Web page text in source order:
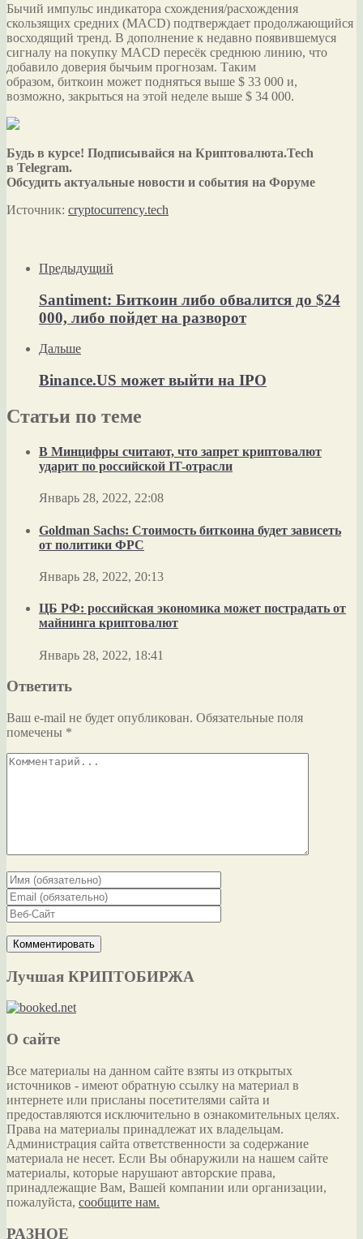
Бычий импульс индикатора схождения/расхождения
скользящих средних (MACD) подтверждает продолжающийся
восходящий тренд. В дополнение к недавно появившемуся
сигналу на покупку MACD пересёк среднюю линию, что
добавило доверия бычьим прогнозам. Таким
образом, биткоин может подняться выше $ 33 000 и,
возможно, закрыться на этой неделе выше $ 34 000.
Будь в курсе! Подписывайся на Криптовалюта.Tech
в Telegram.
Обсудить актуальные новости и события на Форуме
Источник: cryptocurrency.tech
Предыдущий
Santiment: Биткоин либо обвалится до $24
000, либо пойдет на разворот
Дальше
Binance.US может выйти на IPO
Статьи по теме
В Минцифры считают, что запрет криптовалют
ударит по российской IT-отрасли
Январь 28, 2022, 22:08
Goldman Sachs: Стоимость биткоина будет зависеть
от политики ФРС
Январь 28, 2022, 20:13
ЦБ РФ: российская экономика может пострадать от
майнинга криптовалют
Январь 28, 2022, 18:41
Ответить
Ваш e-mail не будет опубликован. Обязательные поля
помечены *
Лучшая КРИПТОБИРЖА
О сайте
Все материалы на данном сайте взяты из открытых
источников - имеют обратную ссылку на материал в
интернете или присланы посетителями сайта и
предоставляются исключительно в ознакомительных целях.
Права на материалы принадлежат их владельцам.
Администрация сайта ответственности за содержание
материала не несет. Если Вы обнаружили на нашем сайте
материалы, которые нарушают авторские права,
принадлежащие Вам, Вашей компании или организации,
пожалуйста, сообщите нам.
РАЗНОЕ